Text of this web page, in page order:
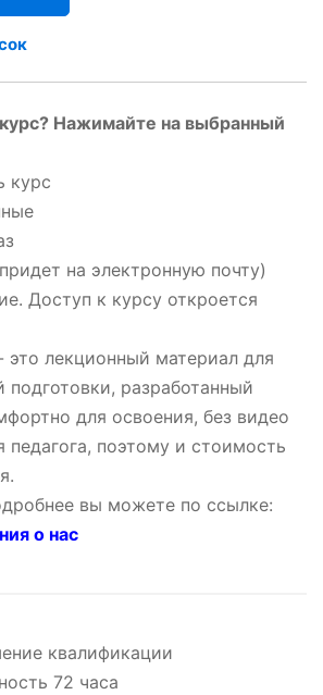
Нажимайте на выбранный
курс
на электронную почту)
Доступ к курсу откроется
лекционный материал для
подготовки, разработанный
для освоения, без видео
педагога, поэтому и стоимость
вы можете по ссылке:
о нас
квалификации
72 часа